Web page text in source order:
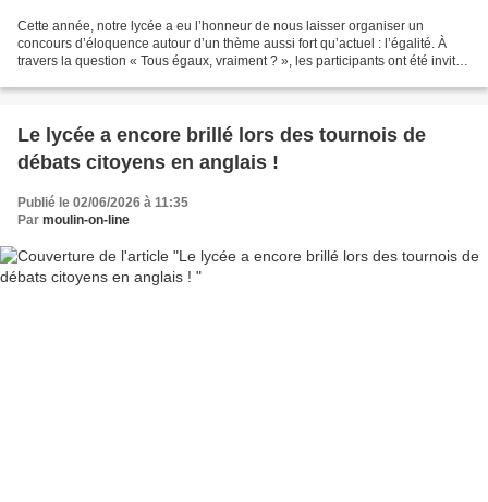
Cette année, notre lycée a eu l’honneur de nous laisser organiser un
concours d’éloquence autour d’un thème aussi fort qu’actuel : l’égalité. À
travers la question « Tous égaux, vraiment ? », les participants ont été invités
Le lycée a encore brillé lors des tournois de
débats citoyens en anglais !
Publié le 02/06/2026 à 11:35
Par moulin-on-line